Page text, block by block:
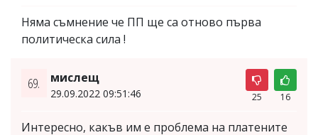
Няма съмнение че ПП ще са отново първа
политическа сила !
69. мислещ
29.09.2022 09:51:46 25 16
Интересно, какъв им е проблема на платените